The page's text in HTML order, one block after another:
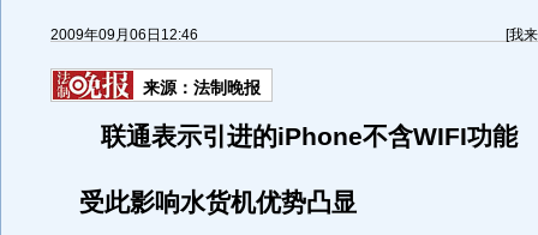
2009年09月06日12:46 [我
来源： 法制晚报
联通表示引进的iPhone不含WIFI功能
受此影响水货机优势凸显